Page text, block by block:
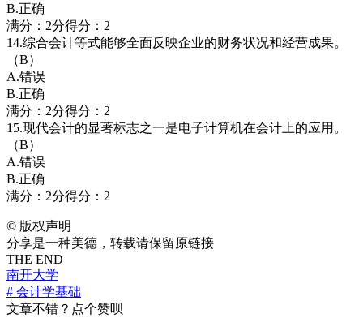
B.正确
满分：2分得分：2
14.综合会计等式能够全面反映企业的财务状况和经营成果。
（B）
A.错误
B.正确
满分：2分得分：2
15.现代会计的显著标志之一是电子计算机在会计上的应用。
（B）
A.错误
B.正确
满分：2分得分：2
© 版权声明
分享是一种美德，转载请保留原链接
THE END
南开大学
# 会计学基础
文章不错？点个赞呗